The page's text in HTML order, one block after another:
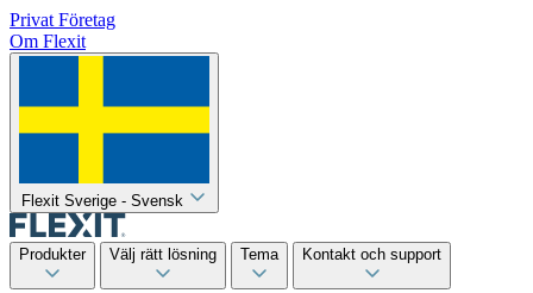
Privat Företag
Om Flexit
Flexit Sverige - Svensk
Produkter Välj rätt lösning Tema Kontakt och support